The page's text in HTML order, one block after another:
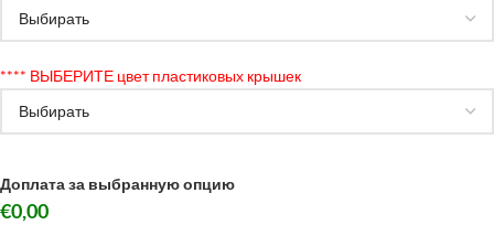
**** ВЫБЕРИТЕ цвет пластиковых крышек
Доплата за выбранную опцию
€0,00